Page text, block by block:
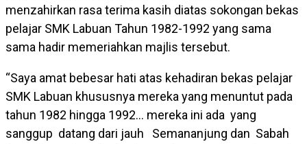
menzahirkan rasa terima kasih diatas sokongan bekas
pelajar SMK Labuan Tahun 1982-1992 yang sama
sama hadir memeriahkan majlis tersebut.
“Saya amat bebesar hati atas kehadiran bekas pelajar
SMK Labuan khususnya mereka yang menuntut pada
tahun 1982 hingga 1992… mereka ini ada yang
sanggup datang dari jauh Semananjung dan Sabah